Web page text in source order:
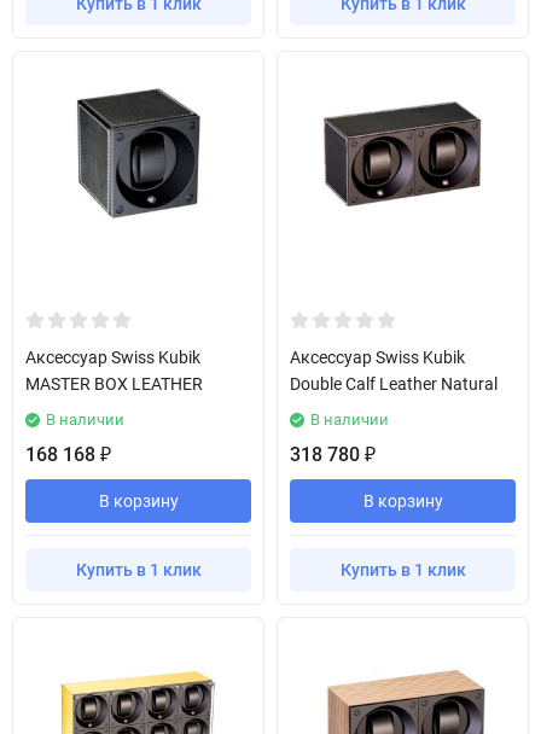
Аксессуар Swiss Kubik
MASTER BOX LEATHER
В наличии
168 168 ₽
В корзину
Купить в 1 клик
Аксессуар Swiss Kubik
Double Calf Leather Natural
В наличии
318 780 ₽
В корзину
Купить в 1 клик